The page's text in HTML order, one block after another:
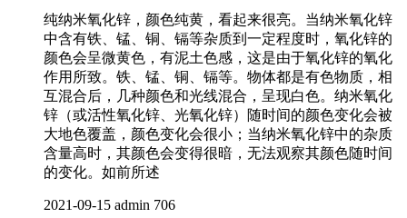
纯纳米氧化锌，颜色纯黄，看起来很亮。当纳米氧化锌
中含有铁、锰、铜、镉等杂质到一定程度时，氧化锌的
颜色会呈微黄色，有泥土色感，这是由于氧化锌的氧化
作用所致。铁、锰、铜、镉等。物体都是有色物质，相
互混合后，几种颜色和光线混合，呈现白色。纳米氧化
锌（或活性氧化锌、光氧化锌）随时间的颜色变化会被
大地色覆盖，颜色变化会很小；当纳米氧化锌中的杂质
含量高时，其颜色会变得很暗，无法观察其颜色随时间
的变化。如前所述
2021-09-15 admin 706